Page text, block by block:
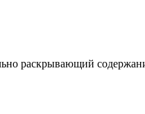
раскрывающий